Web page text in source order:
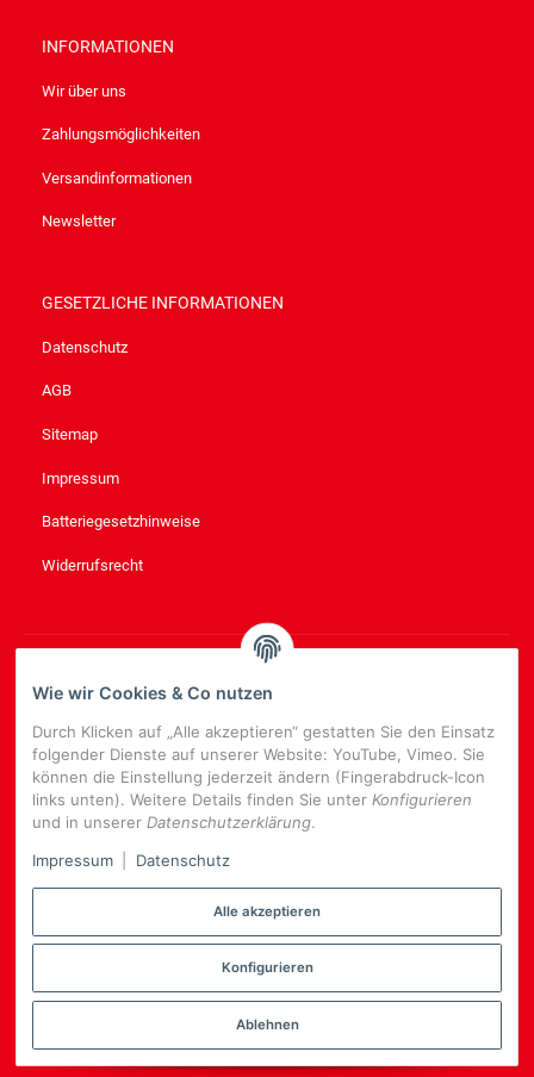
INFORMATIONEN
Wir über uns
Zahlungsmöglichkeiten
Versandinformationen
Newsletter
GESETZLICHE INFORMATIONEN
Datenschutz
AGB
Sitemap
Impressum
Batteriegesetzhinweise
Widerrufsrecht
NEWSLETTER ABONNIEREN
Bitte senden Sie mir entsprechend Ihrer
Datenschutzerklärung
regelmäßig und jederzeit widerruflich Informationen zu Ihrem
Produktsortiment per E-Mail zu.
E-
Mail-
Adresse
NEWSLETTER
Datenschutz-Einstellungen
Wie wir Cookies & Co nutzen
Durch Klicken auf „Alle akzeptieren“ gestatten Sie den Einsatz
folgender Dienste auf unserer Website: YouTube, Vimeo. Sie
können die Einstellung jederzeit ändern (Fingerabdruck-Icon
links unten). Weitere Details finden Sie unter Konfigurieren
und in unserer Datenschutzerklärung.
Impressum
Datenschutz
Alle akzeptieren
Konfigurieren
Ablehnen